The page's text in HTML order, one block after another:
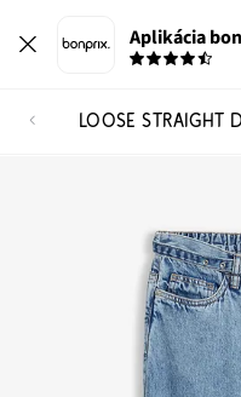
Aplikácia
LOOSE STRAIGHT